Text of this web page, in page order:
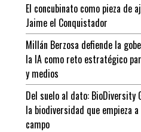
El concubinato como pieza de
Jaime el Conquistador
Millán Berzosa defiende la
la IA como reto estratégico
y medios
Del suelo al dato: BioDiversity
la biodiversidad que empieza
campo